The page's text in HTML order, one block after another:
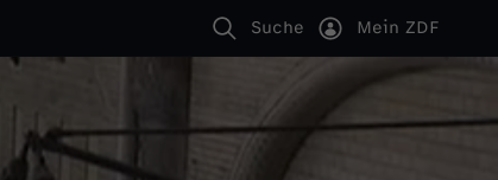
Suche Mein ZDF